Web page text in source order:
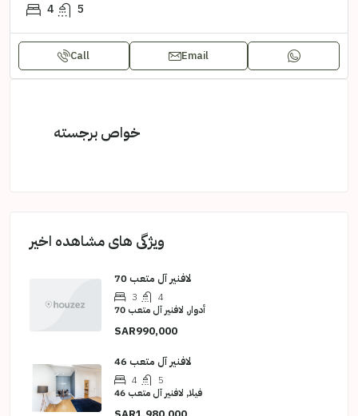
4 5
Call Email
خواص برجسته
ویژگی های مشاهده اخیر
لافنير آل متعب 70
3
4
أدوار, لافنير آل متعب 70
SAR990,000
لافنير آل متعب 46
4
5
فيلا, لافنير آل متعب 46